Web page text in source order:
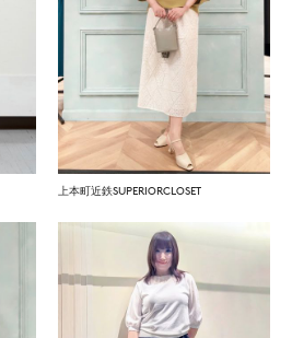
上本町近鉄SUPERIORCLOSET